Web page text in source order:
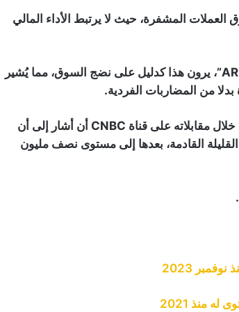
المشفرة، حيث لا يرتبط الأداء المالي
المحللون، بمن فيهم المحلل “ياسين المنجرة” من “ARK Invest”، يرون هذا كدليل على نضج السوق، مما يُشير
من المضاربات الفردية.
جدير بالذكر أن المحلل “توم لي” سبق له في أكثر من مرة من خلال مقابلاته على قناة CNBC أن أشار إلى أن
ألف دولار في الأشهر القليلة القادمة، بعدها إلى مستوى نصف مليون
منذ 2021
سنوات بعد إلغاء “Trump Media” صفقتين
مع شركة “Crypto.com”
أمريكية ضعيفة تقلص احتمالات رفع
الفائدة في شهر سبتمبر
دولار